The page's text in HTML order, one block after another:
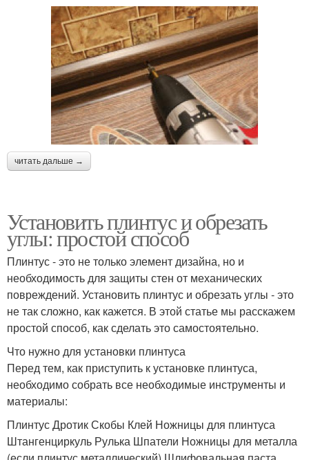
читать дальше →
Установить плинтус и обрезать
углы: простой способ
Плинтус - это не только элемент дизайна, но и
необходимость для защиты стен от механических
повреждений. Установить плинтус и обрезать углы - это
не так сложно, как кажется. В этой статье мы расскажем
простой способ, как сделать это самостоятельно.
Что нужно для установки плинтуса
Перед тем, как приступить к установке плинтуса,
необходимо собрать все необходимые инструменты и
материалы:
Плинтус Дротик Скобы Клей Ножницы для плинтуса
Штангенциркуль Рулька Шпатели Ножницы для металла